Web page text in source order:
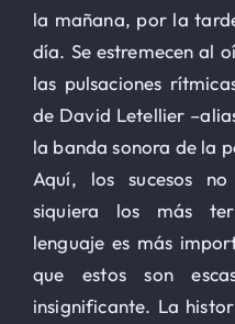
la mañana, por la
día. Se estremecen al
las pulsaciones
de David Letellier
la banda sonora de la
Aquí, los sucesos
siquiera los más
lenguaje es más
que estos son
insignificante. La